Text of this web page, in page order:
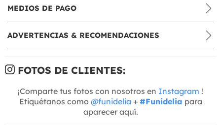
MEDIOS DE PAGO
ADVERTENCIAS & RECOMENDACIONES
FOTOS DE CLIENTES:
¡Comparte tus fotos con nosotros en Instagram !
Etiquétanos como @funidelia + #Funidelia para
aparecer aquí.